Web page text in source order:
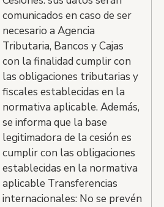
comunicados en caso de ser
necesario a Agencia
Tributaria, Bancos y Cajas
con la finalidad cumplir con
las obligaciones tributarias y
fiscales establecidas en la
normativa aplicable. Además,
se informa que la base
legitimadora de la cesión es
cumplir con las obligaciones
establecidas en la normativa
aplicable Transferencias
internacionales: No se prevén